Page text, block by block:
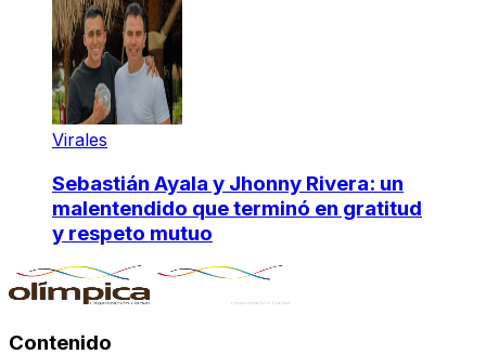
Virales
Sebastián Ayala y Jhonny Rivera: un
malentendido que terminó en gratitud
y respeto mutuo
Contenido